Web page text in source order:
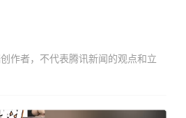
作者，不代表腾讯新闻的观点和立